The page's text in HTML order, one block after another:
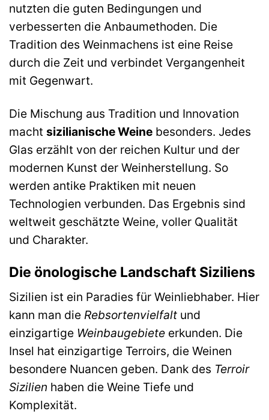
nutzten die guten Bedingungen und
verbesserten die Anbaumethoden. Die
Tradition des Weinmachens ist eine Reise
durch die Zeit und verbindet Vergangenheit
mit Gegenwart.
Die Mischung aus Tradition und Innovation
macht sizilianische Weine besonders. Jedes
Glas erzählt von der reichen Kultur und der
modernen Kunst der Weinherstellung. So
werden antike Praktiken mit neuen
Technologien verbunden. Das Ergebnis sind
weltweit geschätzte Weine, voller Qualität
und Charakter.
Die önologische Landschaft Siziliens
Sizilien ist ein Paradies für Weinliebhaber. Hier
kann man die Rebsortenvielfalt und
einzigartige Weinbaugebiete erkunden. Die
Insel hat einzigartige Terroirs, die Weinen
besondere Nuancen geben. Dank des Terroir
Sizilien haben die Weine Tiefe und
Komplexität.